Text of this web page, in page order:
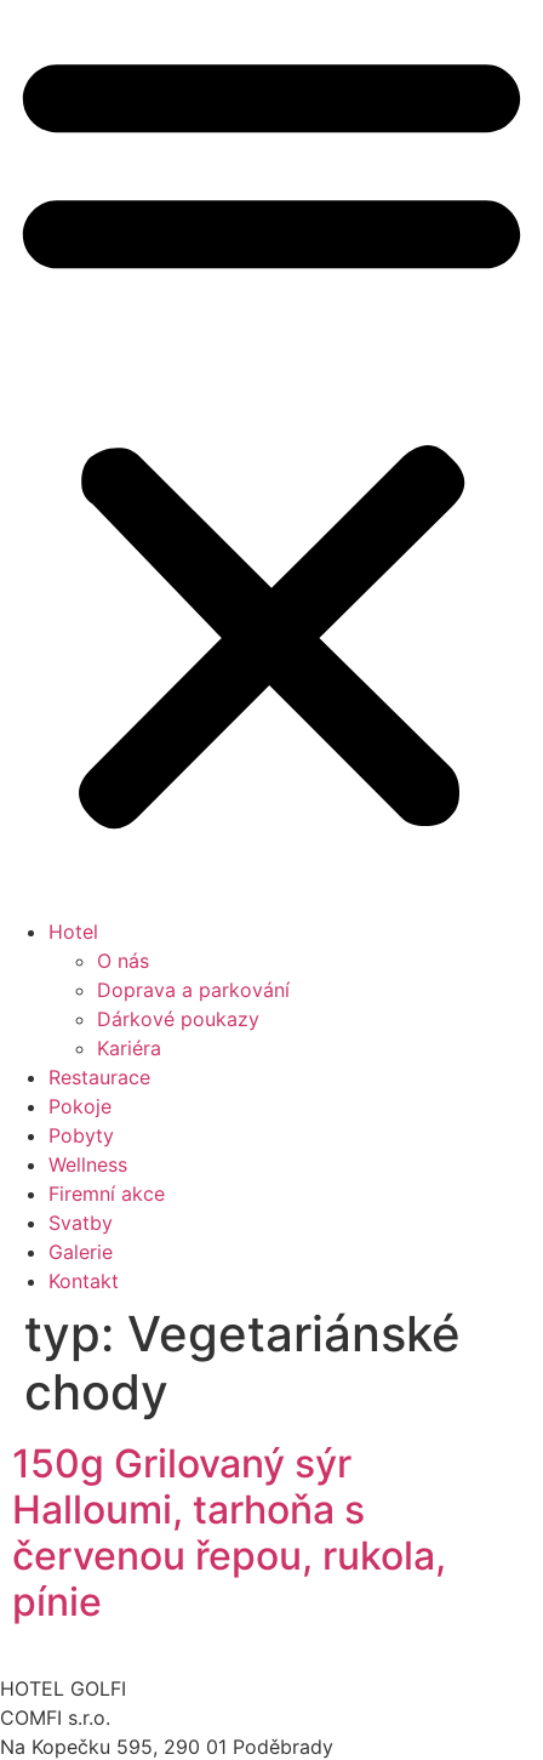
Hotel
O nás
Doprava a parkování
Dárkové poukazy
Kariéra
Restaurace
Pokoje
Pobyty
Wellness
Firemní akce
Svatby
Galerie
Kontakt
typ: Vegetariánské
chody
150g Grilovaný sýr
Halloumi, tarhoňa s
červenou řepou, rukola,
pínie
HOTEL GOLFI
COMFI s.r.o.
Na Kopečku 595, 290 01 Poděbrady